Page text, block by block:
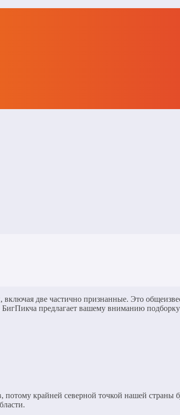
две частично признанные. Это
БигПикча предлагает вашему вниманию
крайней северной точкой нашей страны